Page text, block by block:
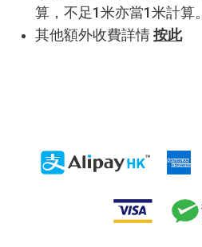
算，不足1米亦當1米計算。
其他額外收費詳情 按此